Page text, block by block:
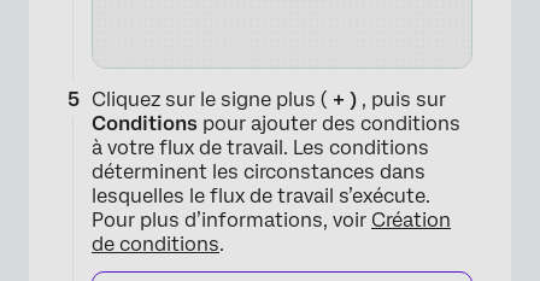
×
Cliquez sur le signe plus ( + ) , puis sur
Conditions pour ajouter des conditions
à votre flux de travail. Les conditions
déterminent les circonstances dans
lesquelles le flux de travail s’exécute.
Pour plus d’informations, voir Création
de conditions.